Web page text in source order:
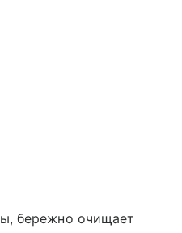
бережно очищает